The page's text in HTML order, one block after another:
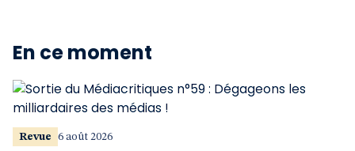
En ce moment
Revue 6 août 2026